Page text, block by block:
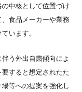
中核として位置づけ
食品メーカーや業務
います。
う外出自粛傾向によ
すると想定されたた
等への提案を強化し